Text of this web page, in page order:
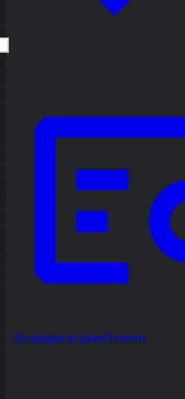
Stratégie et planification